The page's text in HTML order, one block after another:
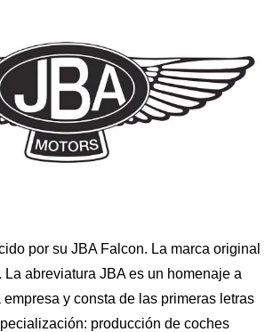
por su JBA Falcon. La marca original
abreviatura JBA es un homenaje a
empresa y consta de las primeras letras
producción de coches